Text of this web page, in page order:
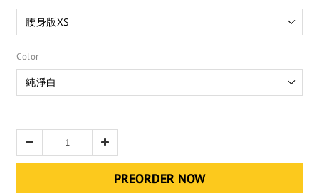
Color
PREORDER NOW